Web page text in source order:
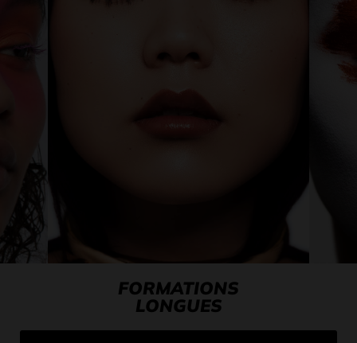
FORMATIONS
LONGUES